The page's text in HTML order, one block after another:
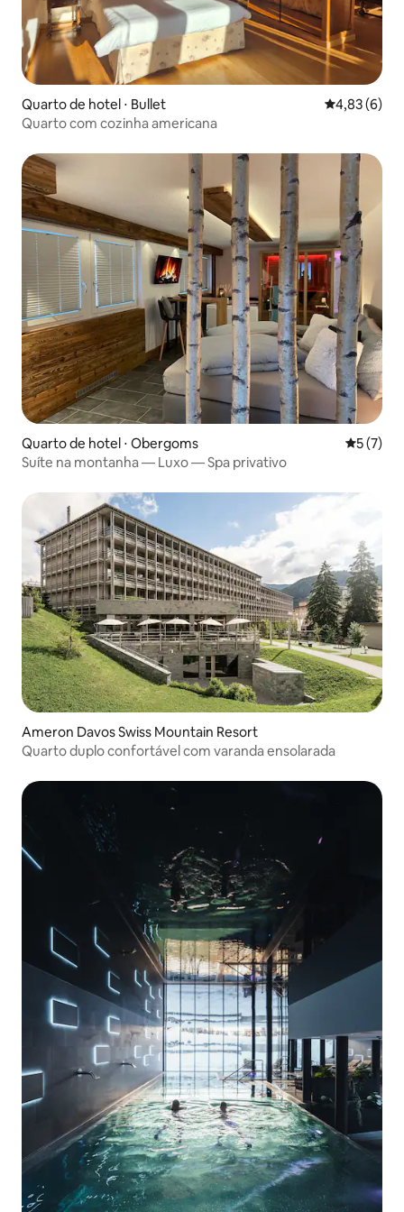
Quarto de hotel ⋅ Bullet 4,83 de uma
4,83 (6)
Quarto com cozinha americana
Quarto de hotel ⋅ Obergoms 5 de
5 (7)
Suíte na montanha — Luxo — Spa privativo
Ameron Davos Swiss Mountain Resort
Quarto duplo confortável com varanda ensolarada